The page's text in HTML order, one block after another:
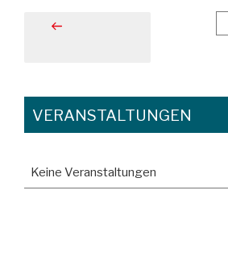
Beitragsnavigation
Vorherige
VERANSTALTUNGEN
Keine Veranstaltungen